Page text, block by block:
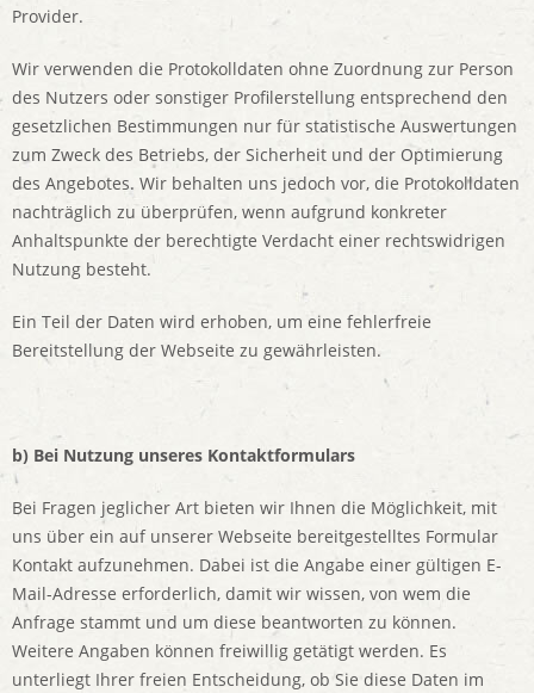
Provider.
Wir verwenden die Protokolldaten ohne Zuordnung zur Person
des Nutzers oder sonstiger Profilerstellung entsprechend den
gesetzlichen Bestimmungen nur für statistische Auswertungen
zum Zweck des Betriebs, der Sicherheit und der Optimierung
des Angebotes. Wir behalten uns jedoch vor, die Protokolldaten
nachträglich zu überprüfen, wenn aufgrund konkreter
Anhaltspunkte der berechtigte Verdacht einer rechtswidrigen
Nutzung besteht.
Ein Teil der Daten wird erhoben, um eine fehlerfreie
Bereitstellung der Webseite zu gewährleisten.
b) Bei Nutzung unseres Kontaktformulars
Bei Fragen jeglicher Art bieten wir Ihnen die Möglichkeit, mit
uns über ein auf unserer Webseite bereitgestelltes Formular
Kontakt aufzunehmen. Dabei ist die Angabe einer gültigen E-
Mail-Adresse erforderlich, damit wir wissen, von wem die
Anfrage stammt und um diese beantworten zu können.
Weitere Angaben können freiwillig getätigt werden. Es
unterliegt Ihrer freien Entscheidung, ob Sie diese Daten im